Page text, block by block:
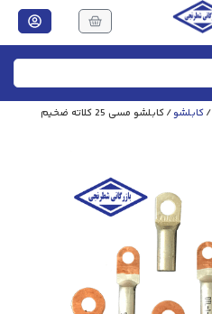
/کابلشو/ کابلشو مسی 25 کلاته ضخیم